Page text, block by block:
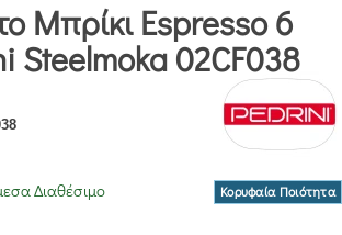
Μπρίκι Espresso 6
Steelmoka 02CF038
Κορυφαία Ποιότητα
Διαθέσιμο